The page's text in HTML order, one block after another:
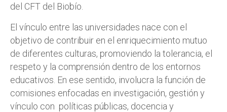
del CFT del Biobío.
El vínculo entre las universidades nace con el
objetivo de contribuir en el enriquecimiento mutuo
de diferentes culturas, promoviendo la tolerancia, el
respeto y la comprensión dentro de los entornos
educativos. En ese sentido, involucra la función de
comisiones enfocadas en investigación, gestión y
vínculo con políticas públicas, docencia y